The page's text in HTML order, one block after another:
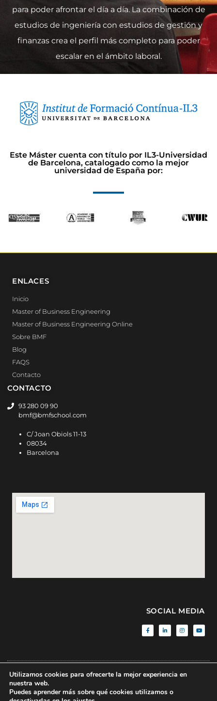
para poder afrontar el día a día. La combinación de
estudios de ingeniería con estudios de gestión y
finanzas crea el perfil más completo para poder
escalar en el ámbito laboral.
Este Máster cuenta con título por IL3-Universidad
de Barcelona, catalogado como la mejor
universidad de España por:
ENLACES
Inicio
Master of Business Engineering
Master of Business Engineering Online
Sobre BMF
Blog
FAQS
Contacto
CONTACTO
93 280 09 90
bmf@bmfschool.com
C/ Joan Obiols 11-13
08034
Barcelona
SOCIAL MEDIA
Aviso Legal|Política de Privacidad |Sitemap| © BMF • 2020 • All
Utilizamos cookies para ofrecerte la mejor experiencia en
nuestra web.
Puedes aprender más sobre qué cookies utilizamos o